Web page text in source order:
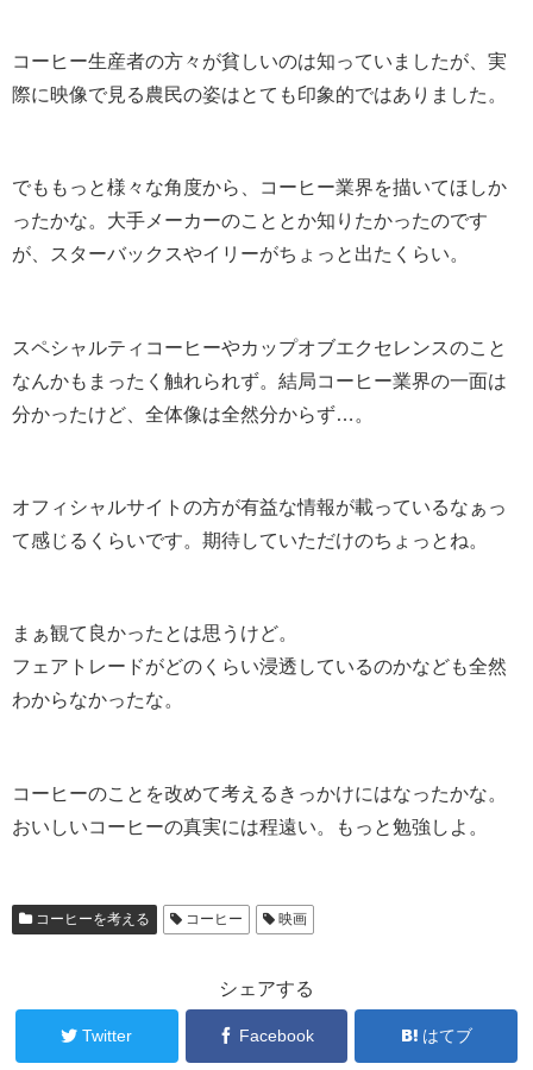
コーヒー生産者の方々が貧しいのは知っていましたが、実
際に映像で見る農民の姿はとても印象的ではありました。
でももっと様々な角度から、コーヒー業界を描いてほしか
ったかな。大手メーカーのこととか知りたかったのです
が、スターバックスやイリーがちょっと出たくらい。
スペシャルティコーヒーやカップオブエクセレンスのこと
なんかもまったく触れられず。結局コーヒー業界の一面は
分かったけど、全体像は全然分からず…。
オフィシャルサイトの方が有益な情報が載っているなぁっ
て感じるくらいです。期待していただけのちょっとね。
まぁ観て良かったとは思うけど。
フェアトレードがどのくらい浸透しているのかなども全然
わからなかったな。
コーヒーのことを改めて考えるきっかけにはなったかな。
おいしいコーヒーの真実には程遠い。もっと勉強しよ。
コーヒーを考える コーヒー 映画
シェアする
Twitter Facebook はてブ